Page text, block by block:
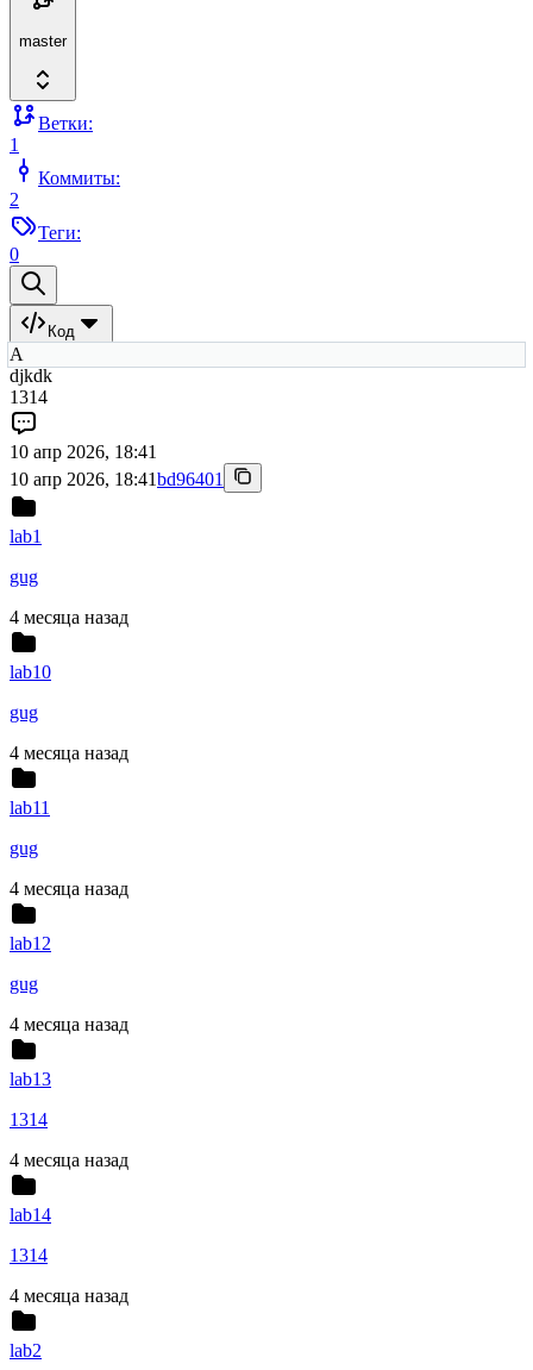
master
Ветки:
1
Коммиты:
2
Теги:
0
Код
A
djkdk
1314
10 апр 2026, 18:41
10 апр 2026, 18:41bd96401
lab1
gug
4 месяца назад
lab10
gug
4 месяца назад
lab11
gug
4 месяца назад
lab12
gug
4 месяца назад
lab13
1314
4 месяца назад
lab14
1314
4 месяца назад
lab2